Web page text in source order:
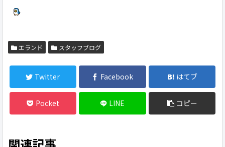
エランド スタッフブログ
Twitter Facebook はてブ
Pocket LINE コピー